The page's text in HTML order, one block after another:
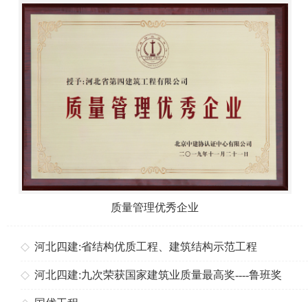
质量管理优秀企业
河北四建:省结构优质工程、建筑结构示范工程
河北四建:九次荣获国家建筑业质量最高奖----鲁班奖